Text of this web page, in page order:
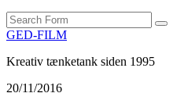
Search
GED-FILM
Kreativ tænketank siden 1995
20/11/2016